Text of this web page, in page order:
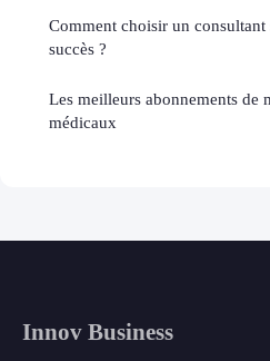
Comment choisir un
succès ?
Les meilleurs abonnements de
médicaux
Innov Business